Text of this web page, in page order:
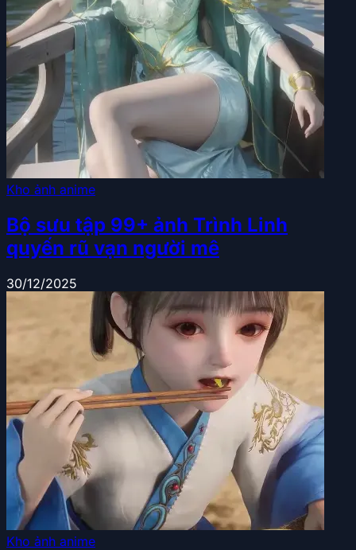
Kho ảnh anime
Bộ sưu tập 99+ ảnh Trình Linh
quyến rũ vạn người mê
30/12/2025
Kho ảnh anime